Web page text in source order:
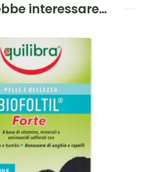
interessare…